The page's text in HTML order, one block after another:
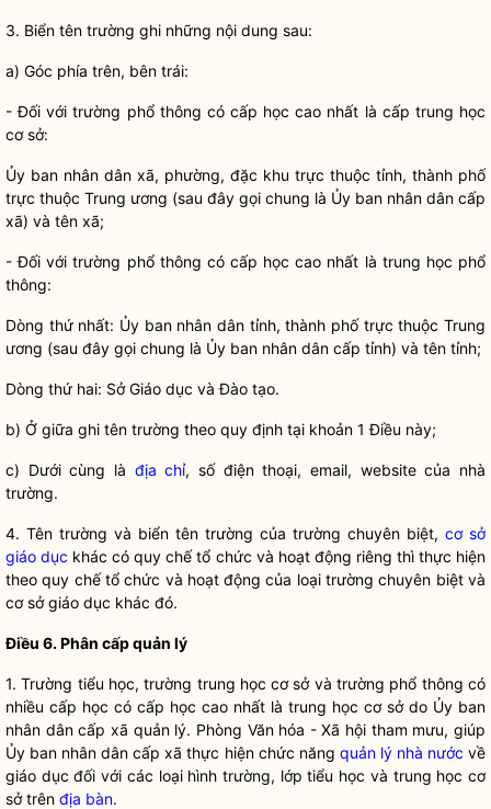
3. Biển tên trường ghi những nội dung sau:
a) Góc phía trên, bên trái:
- Đối với trường phổ thông có cấp học cao nhất là cấp trung học
cơ sở:
Ủy ban nhân dân xã, phường, đặc khu trực thuộc tỉnh, thành phố
trực thuộc Trung ương (sau đây gọi chung là Ủy ban nhân dân cấp
xã) và tên xã;
- Đối với trường phổ thông có cấp học cao nhất là trung học phổ
thông:
Dòng thứ nhất: Ủy ban nhân dân tỉnh, thành phố trực thuộc Trung
ương (sau đây gọi chung là Ủy ban nhân dân cấp tỉnh) và tên tỉnh;
Dòng thứ hai: Sở Giáo dục và Đào tạo.
b) Ở giữa ghi tên trường theo quy định tại khoản 1 Điều này;
c) Dưới cùng là địa chỉ, số điện thoại, email, website của nhà
trường.
4. Tên trường và biển tên trường của trường chuyên biệt, cơ sở
giáo dục khác cóquy chếtổ chức và hoạt động riêng thì thực hiện
theoquy chếtổ chức và hoạt động của loại trường chuyên biệt và
cơ sở giáo dục khác đó.
Điều 6. Phân cấp quản lý
1. Trường tiểu học, trường trung học cơ sở và trường phổ thông có
nhiều cấp học có cấp học cao nhất là trung học cơ sở do Ủy ban
nhân dâncấp xã quản lý. Phòng Văn hóa - Xã hội tham mưu, giúp
Ủy ban nhân dân cấp xã thực hiện chức năng quản lý nhà nước về
giáo dục đối với các loại hình trường, lớp tiểu học và trung học cơ
sở trên địa bàn.